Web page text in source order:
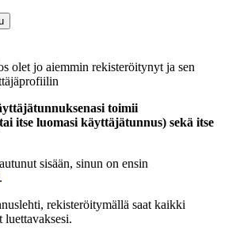
olet jo aiemmin rekisteröitynyt ja sen
toimii
itse luomasi käyttäjätunnus) sekä itse
sisään, sinun on ensin
.
rekisteröitymällä saat kaikki
luettavaksesi.